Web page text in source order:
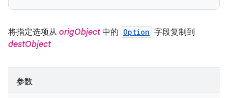
将指定选项从 origObject中的 Option 字段复制到
destObject
参数